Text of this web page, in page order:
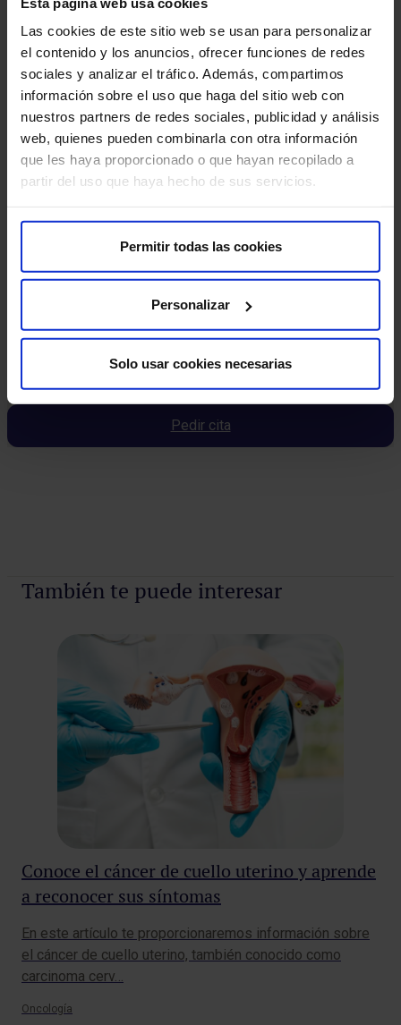
Las cookies de este sitio web se usan para personalizar
el contenido y los anuncios, ofrecer funciones de redes
sociales y analizar el tráfico. Además, compartimos
información sobre el uso que haga del sitio web con
nuestros partners de redes sociales, publicidad y análisis
web, quienes pueden combinarla con otra información
que les haya proporcionado o que hayan recopilado a
partir del uso que haya hecho de sus servicios.
Permitir todas las cookies
Personalizar
Solo usar cookies necesarias
Pedir cita
Pedir cita
También te puede interesar
Conoce el cáncer de cuello uterino y aprende
a reconocer sus síntomas
En este artículo te proporcionaremos información sobre
el cáncer de cuello uterino, también conocido como
carcinoma cerv…
Oncología